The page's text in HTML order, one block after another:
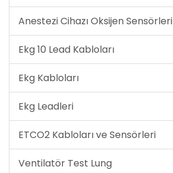
Anestezi Cihazı Oksijen Sensörleri
Ekg 10 Lead Kabloları
Ekg Kabloları
Ekg Leadleri
ETCO2 Kabloları ve Sensörleri
Ventilatör Test Lung